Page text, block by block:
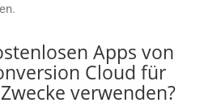
Apps von
Cloud für
verwenden?